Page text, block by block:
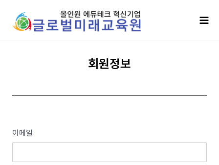
건너뛰기
회원정보
이메일